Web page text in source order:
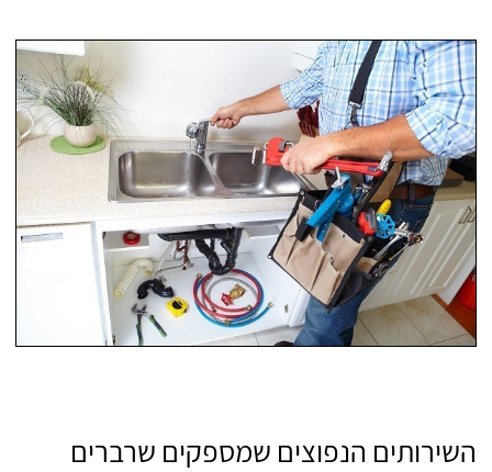
השירותים הנפוצים שמספקים שרברים